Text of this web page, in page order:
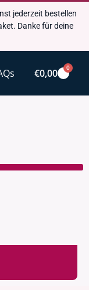
jederzeit bestellen
Danke für deine
€0,00 0